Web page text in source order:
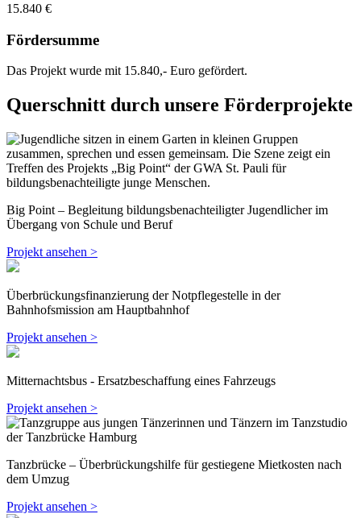
15.840 €
Fördersumme
Das Projekt wurde mit 15.840,- Euro gefördert.
Querschnitt durch unsere Förderprojekte
Big Point – Begleitung bildungsbenachteiligter Jugendlicher im
Übergang von Schule und Beruf
Projekt ansehen >
Überbrückungsfinanzierung der Notpflegestelle in der
Bahnhofsmission am Hauptbahnhof
Projekt ansehen >
Mitternachtsbus - Ersatzbeschaffung eines Fahrzeugs
Projekt ansehen >
Tanzbrücke – Überbrückungshilfe für gestiegene Mietkosten nach
dem Umzug
Projekt ansehen >